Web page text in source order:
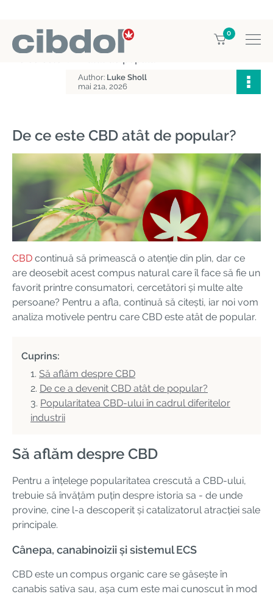
0
Home
Enciclopedia CBD
Author: Luke Sholl
mai 21a, 2026
De ce este CBD atât de popular?
CBD continuă să primească o atenție din plin, dar ce
are deosebit acest compus natural care îl face să fie un
favorit printre consumatori, cercetători și multe alte
persoane? Pentru a afla, continuă să citești, iar noi vom
analiza motivele pentru care CBD este atât de popular.
Cuprins:
Să aflăm despre CBD
De ce a devenit CBD atât de popular?
Popularitatea CBD-ului în cadrul diferitelor
industrii
Să aflăm despre CBD
Pentru a înțelege popularitatea crescută a CBD-ului,
trebuie să învățăm puțin despre istoria sa - de unde
provine, cine l-a descoperit și catalizatorul atracției sale
principale.
Cânepa, canabinoizii și sistemul ECS
CBD este un compus organic care se găsește în
canabis sativa sau, așa cum este mai cunoscut în mod